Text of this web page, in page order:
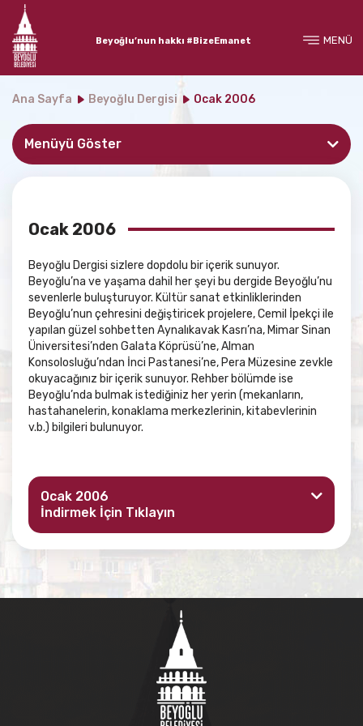
Beyoğlu’nun hakkı #BizeEmanet MENÜ
Ana Sayfa Beyoğlu Dergisi Ocak 2006
Menüyü Göster
Ocak 2006
Beyoğlu Dergisi sizlere dopdolu bir içerik sunuyor.
Beyoğlu’na ve yaşama dahil her şeyi bu dergide Beyoğlu’nu
sevenlerle buluşturuyor. Kültür sanat etkinliklerinden
Beyoğlu’nun çehresini değiştiricek projelere, Cemil İpekçi ile
yapılan güzel sohbetten Aynalıkavak Kasrı’na, Mimar Sinan
Üniversitesi’nden Galata Köprüsü’ne, Alman
Konsolosluğu’ndan İnci Pastanesi’ne, Pera Müzesine zevkle
okuyacağınız bir içerik sunuyor. Rehber bölümde ise
Beyoğlu’nda bulmak istediğiniz her yerin (mekanların,
hastahanelerin, konaklama merkezlerinin, kitabevlerinin
v.b.) bilgileri bulunuyor.
Ocak 2006
İndirmek İçin Tıklayın